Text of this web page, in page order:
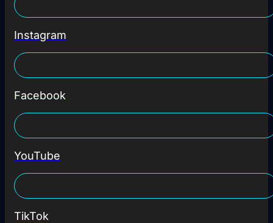
Instagram
Facebook
YouTube
TikTok